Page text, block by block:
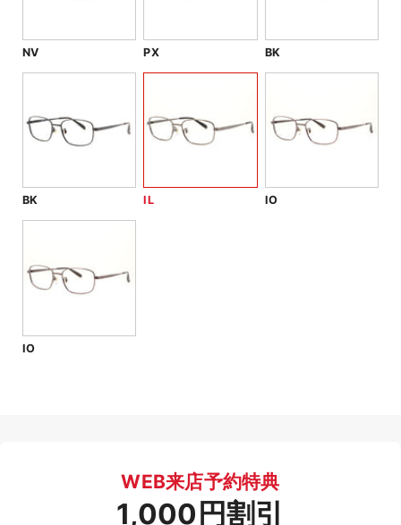
NV PX BK
BK IL IO
IO
WEB来店予約特典
1,000円割引